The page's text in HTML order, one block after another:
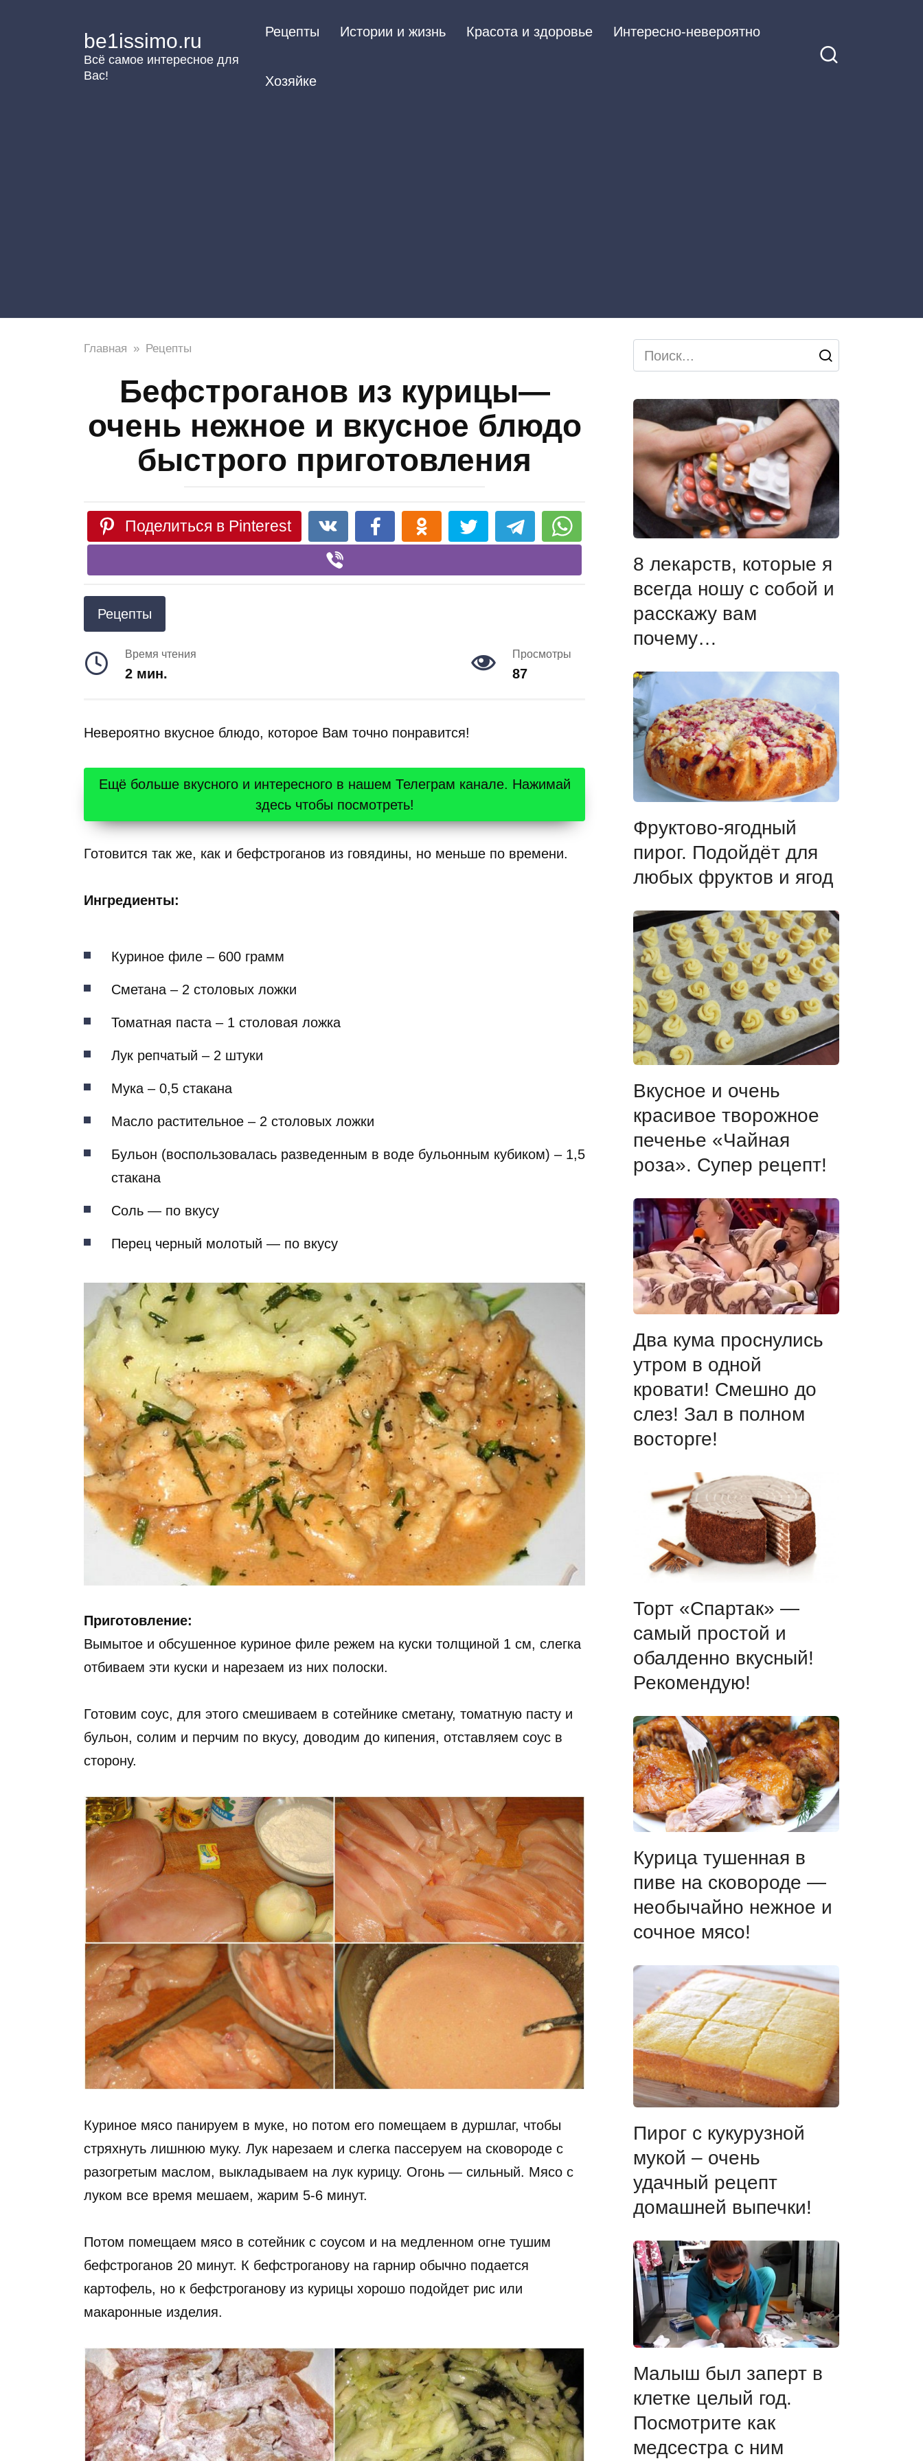
be1issimo.ru
Всё самое интересное для
Вас!
Рецепты Истории и жизнь Красота и здоровье Интересно-невероятно
Хозяйке
Главная » Рецепты
Бефстроганов из курицы—
очень нежное и вкусное блюдо
быстрого приготовления
Поделиться в Pinterest
Рецепты
Время чтения
2 мин.
Просмотры
87
Невероятно вкусное блюдо, которое Вам точно понравится!
Ещё больше вкусного и интересного в нашем Телеграм канале. Нажимай
здесь чтобы посмотреть!
Готовится так же, как и бефстроганов из говядины, но меньше по времени.
Ингредиенты:
Куриное филе – 600 грамм
Сметана – 2 столовых ложки
Томатная паста – 1 столовая ложка
Лук репчатый – 2 штуки
Мука – 0,5 стакана
Масло растительное – 2 столовых ложки
Бульон (воспользовалась разведенным в воде бульонным кубиком) – 1,5
стакана
Соль — по вкусу
Перец черный молотый — по вкусу
Приготовление:
Вымытое и обсушенное куриное филе режем на куски толщиной 1 см, слегка
отбиваем эти куски и нарезаем из них полоски.
Готовим соус, для этого смешиваем в сотейнике сметану, томатную пасту и
бульон, солим и перчим по вкусу, доводим до кипения, отставляем соус в
сторону.
Куриное мясо панируем в муке, но потом его помещаем в дуршлаг, чтобы
стряхнуть лишнюю муку. Лук нарезаем и слегка пассеруем на сковороде с
разогретым маслом, выкладываем на лук курицу. Огонь — сильный. Мясо с
луком все время мешаем, жарим 5-6 минут.
Потом помещаем мясо в сотейник с соусом и на медленном огне тушим
бефстроганов 20 минут. К бефстроганову на гарнир обычно подается
картофель, но к бефстроганову из курицы хорошо подойдет рис или
макаронные изделия.
Search
for:
8 лекарств, которые я
всегда ношу с собой и
расскажу вам
почему…
Фруктово-ягодный
пирог. Подойдёт для
любых фруктов и ягод
Вкусное и очень
красивое творожное
печенье «Чайная
роза». Супер рецепт!
Два кума проснулись
утром в одной
кровати! Смешно до
слез! Зал в полном
восторге!
Торт «Спартак» —
самый простой и
обалденно вкусный!
Рекомендую!
Курица тушенная в
пиве на сковороде —
необычайно нежное и
сочное мясо!
Пирог с кукурузной
мукой – очень
удачный рецепт
домашней выпечки!
Малыш был заперт в
клетке целый год.
Посмотрите как
медсестра с ним